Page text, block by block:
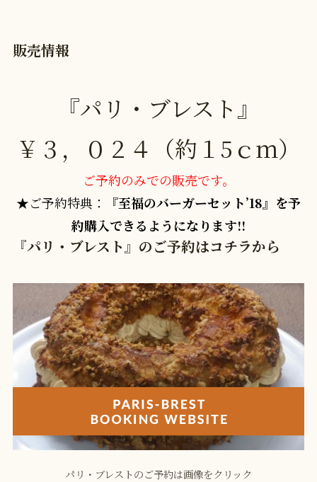
販売情報
『パリ・ブレスト』
￥３，０２４（約１5ｃｍ）
ご予約のみでの販売です。
★ご予約特典：
『至福のバーガーセット’18』を予
約購入できるようになります!!
『パリ・ブレスト』のご予約はコチラから
パリ・ブレストのご予約は画像をクリック